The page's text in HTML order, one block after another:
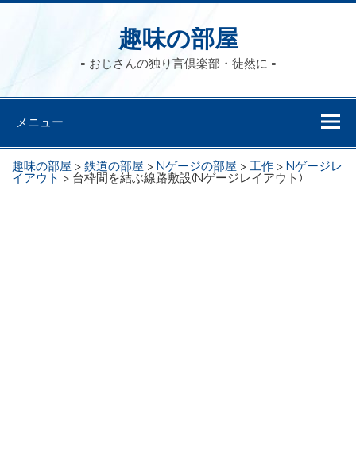
趣味の部屋
= おじさんの独り言倶楽部・徒然に =
メニュー
趣味の部屋 >鉄道の部屋 >Nゲージの部屋 >工作 >Nゲージレ
イアウト > 台枠間を結ぶ線路敷設(Nゲージレイアウト)